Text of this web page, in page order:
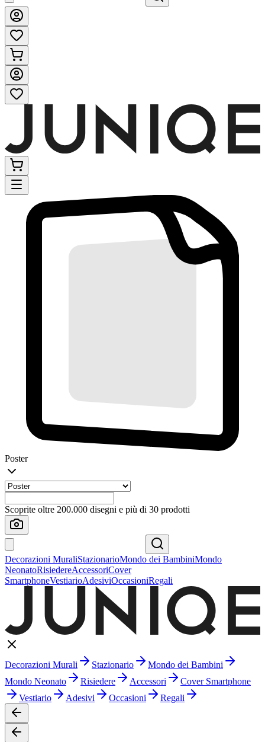
Poster
Scoprite oltre 200.000 disegni e più di 30 prodotti
Decorazioni MuraliStazionarioMondo dei BambiniMondo
NeonatoRisiedereAccessoriCover
SmartphoneVestiarioAdesiviOccasioniRegali
Decorazioni Murali Stazionario
Mondo dei Bambini
Mondo Neonato
Risiedere Accessori
Cover Smartphone
Vestiario
Adesivi Occasioni Regali